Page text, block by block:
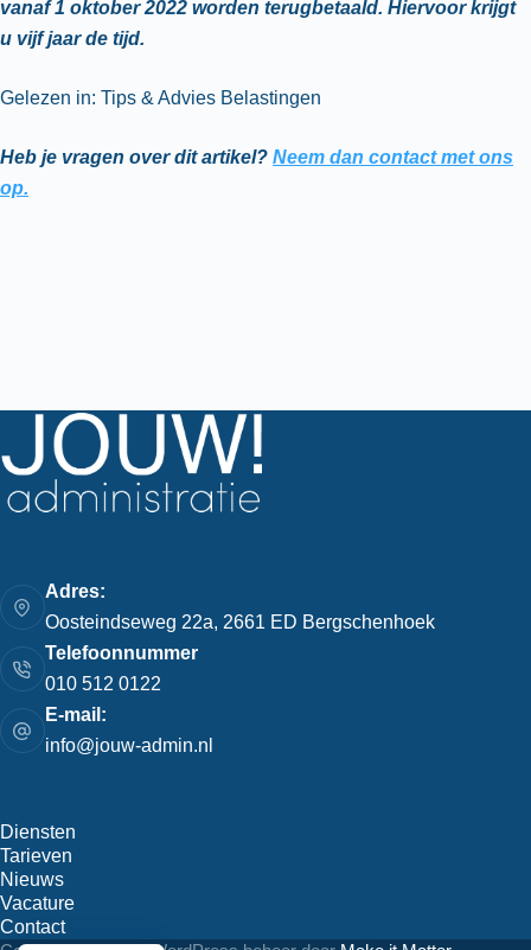
vanaf 1 oktober 2022 worden terugbetaald. Hiervoor krijgt
u vijf jaar de tijd.
Gelezen in: Tips & Advies Belastingen
Heb je vragen over dit artikel? Neem dan contact met ons
op.
Adres:
Oosteindseweg 22a, 2661 ED Bergschenhoek
Telefoonnummer
010 512 0122
E-mail:
info@jouw-admin.nl
Diensten
Tarieven
Nieuws
Vacature
Contact